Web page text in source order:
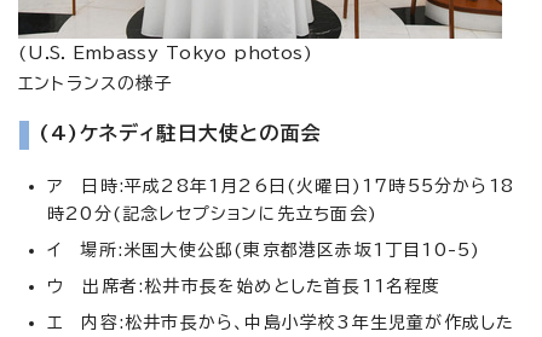
( U.S. Embassy Tokyo photos )
エントランスの様子
(4)ケネディ駐日大使との面会
ア 日時:平成28年1月26日(火曜日)17時55分から18
時20分(記念レセプションに先立ち面会)
イ 場所:米国大使公邸(東京都港区赤坂1丁目10-5)
ウ 出席者:松井市長を始めとした首長11名程度
エ 内容:松井市長から、中島小学校3年生児童が作成した